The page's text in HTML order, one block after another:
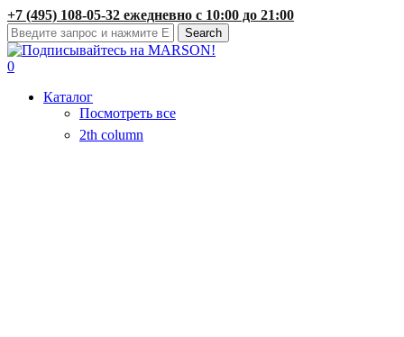
Skip
to
main
content
+7 (495) 108-05-32 ежедневно с 10:00 до 21:00
Search
Close
Search
search
account
0
Каталог
Посмотреть все
2th column